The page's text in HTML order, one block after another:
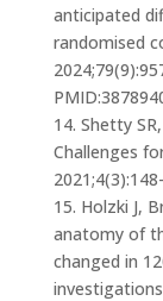
anticipated
randomised
14. Shetty
Challenges
15. Holzki J,
anatomy of
changed in